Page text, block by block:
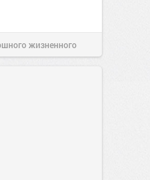
жизненного